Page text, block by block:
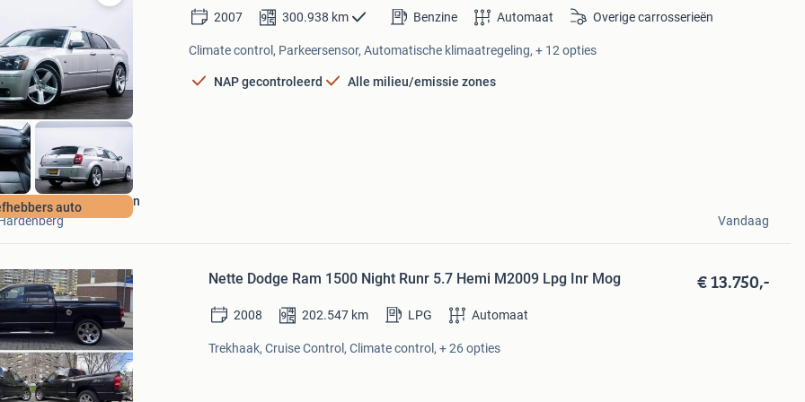
Bewaren
Mijn
Favorieten
auto
2007 300.938 km Benzine Automaat Overige carrosserieën
Climate control, Parkeersensor, Automatische klimaatregeling, + 12 opties
NAP gecontroleerd Alle milieu/emissie zones
van der Zwan
Vandaag
Mijn
Favorieten
Nette Dodge Ram 1500 Night Runr 5.7 Hemi M2009 Lpg Inr Mog € 13.750,-
2008 202.547 km LPG Automaat
Trekhaak, Cruise Control, Climate control, + 26 opties